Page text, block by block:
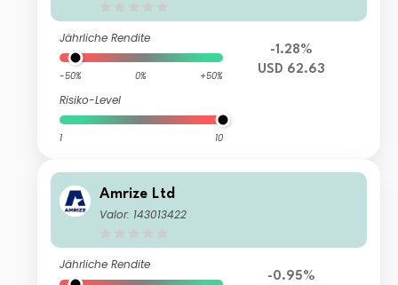
Jährliche Rendite
-50% 0% +50%
Risiko-Level
1 10
-1.28%
USD 62.63
Amrize Ltd
Valor: 143013422
Jährliche Rendite
-0.95%